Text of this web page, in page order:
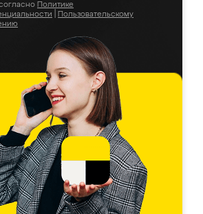
Политике
Пользовательскому